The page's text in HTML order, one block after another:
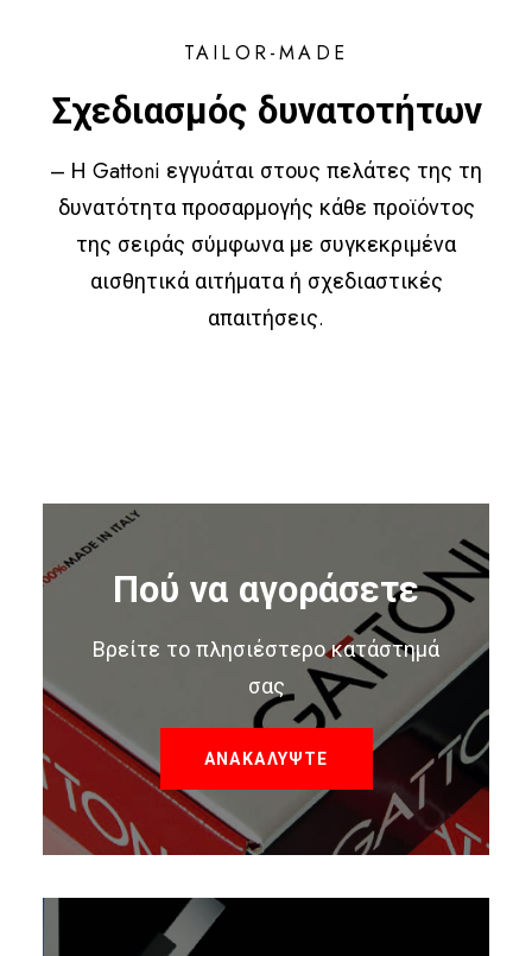
TAILOR-MADE
Σχεδιασμός δυνατοτήτων
– Η Gattoni εγγυάται στους πελάτες της τη
δυνατότητα προσαρμογής κάθε προϊόντος
της σειράς σύμφωνα με συγκεκριμένα
αισθητικά αιτήματα ή σχεδιαστικές
απαιτήσεις.
Πού να αγοράσετε
Βρείτε το πλησιέστερο κατάστημά
σας
ΑΝΑΚΑΛΥΨΤΕ